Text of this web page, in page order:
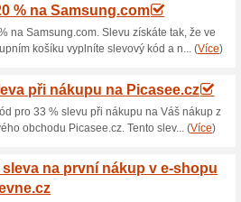
slevy a
zdarma na